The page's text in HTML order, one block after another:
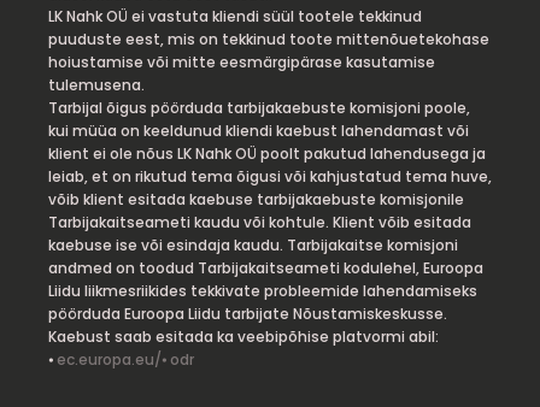
LK Nahk OÜ ei vastuta kliendi süül tootele tekkinud
puuduste eest, mis on tekkinud toote mittenõuetekohase
hoiustamise või mitte eesmärgipärase kasutamise
tulemusena.
Tarbijal õigus pöörduda tarbijakaebuste komisjoni poole,
kui müüa on keeldunud kliendi kaebust lahendamast või
klient ei ole nõus LK Nahk OÜ poolt pakutud lahendusega ja
leiab, et on rikutud tema õigusi või kahjustatud tema huve,
võib klient esitada kaebuse tarbijakaebuste komisjonile
Tarbijakaitseameti kaudu või kohtule. Klient võib esitada
kaebuse ise või esindaja kaudu. Tarbijakaitse komisjoni
andmed on toodud Tarbijakaitseameti kodulehel, Euroopa
Liidu liikmesriikides tekkivate probleemide lahendamiseks
pöörduda Euroopa Liidu tarbijate Nõustamiskeskusse.
Kaebust saab esitada ka veebipõhise platvormi abil:
⦁ ec.europa.eu/⦁ odr